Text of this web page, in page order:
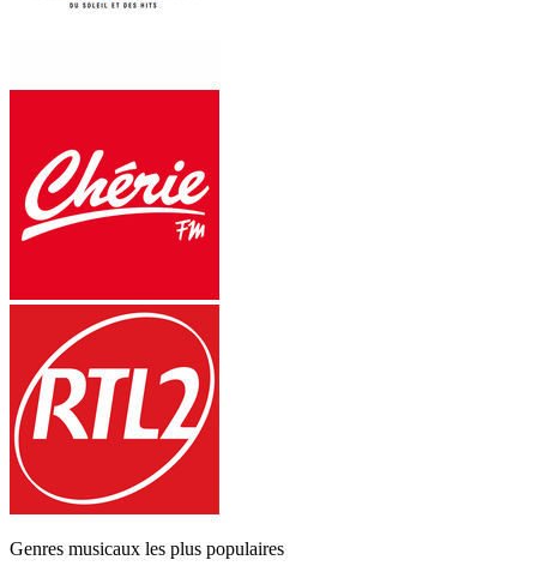
Genres musicaux les plus populaires